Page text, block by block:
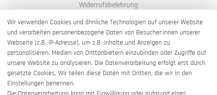
Widerrufsbelehrung
AGB
Impressum
Barrierefreiheitserklärung
Wir verwenden Cookies und ähnliche Technologien auf unserer Website
und verarbeiten personenbezogene Daten von Besucher:innen unserer
Webseite (z.B. IP-Adresse), um z.B. Inhalte und Anzeigen zu
personalisieren, Medien von Drittanbietern einzubinden oder Zugriffe auf
unsere Website zu analysieren. Die Datenverarbeitung erfolgt erst durch
gesetzte Cookies. Wir teilen diese Daten mit Dritten, die wir in den
Einstellungen benennen.